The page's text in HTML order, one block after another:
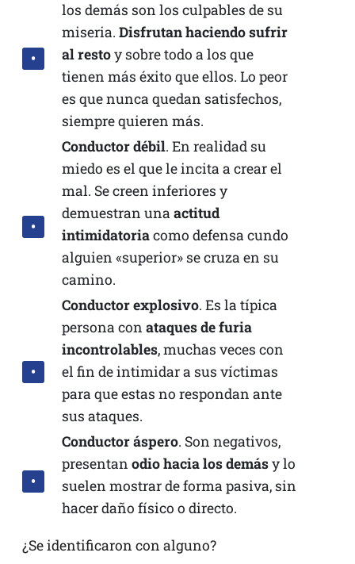
los demás son los culpables de su
miseria. Disfrutan haciendo sufrir
al restoy sobre todo a los que
tienen más éxito que ellos. Lo peor
es que nunca quedan satisfechos,
siempre quieren más.
Conductordébil. En realidad su
miedo es el que le incita a crear el
mal. Se creen inferiores y
demuestran una actitud
intimidatoriacomo defensa cundo
alguien «superior» se cruza en su
camino.
Conductorexplosivo. Es la típica
persona con ataques de furia
incontrolables, muchas veces con
el fin de intimidar a sus víctimas
para que estas no respondan ante
sus ataques.
Conductor áspero. Son negativos,
presentan odio hacia los demásy lo
suelen mostrar de forma pasiva, sin
hacer daño físico o directo.
¿Se identificaron con alguno?